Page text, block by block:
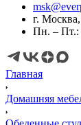
г.
Пн. – Пт.:
Главная
Домашняя